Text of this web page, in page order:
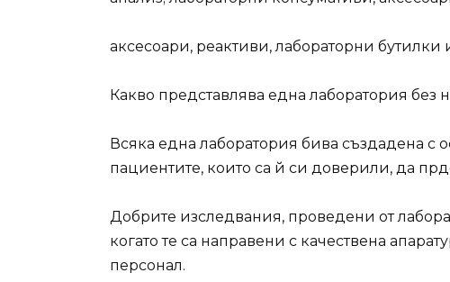
аксесоари, реактиви, лабораторни бутилки
Какво представлява една лаборатория
Всяка една лаборатория бива създадена с
пациентите, които са й си доверили, да
Добрите изследвания, проведени от
когато те са направени с качествена
персонал.